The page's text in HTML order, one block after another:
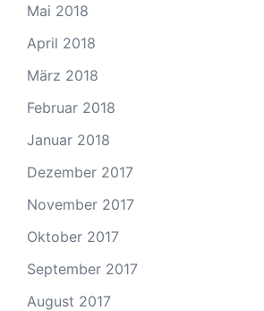
Mai 2018
April 2018
März 2018
Februar 2018
Januar 2018
Dezember 2017
November 2017
Oktober 2017
September 2017
August 2017